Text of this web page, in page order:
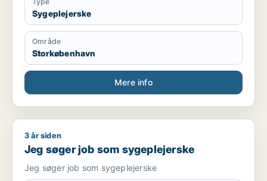
Sygeplejerske
Område
Storkøbenhavn
Mere info
Jeg søger job som sygeplejerske
3 år siden
Jeg søger job som sygeplejerske
Jeg søger job som sygeplejerske